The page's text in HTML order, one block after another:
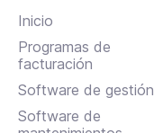
Inicio
Programas de
facturación
Software de gestión
Software de